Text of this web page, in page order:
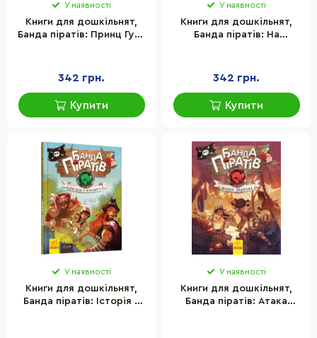
У наявності
Книги для дошкільнят,
Банда піратів: Принц Гула
342 грн.
Купити
У наявності
Книги для дошкільнят,
Банда піратів: На
342 грн.
Купити
У наявності
Книги для дошкільнят,
Банда піратів: Історія з
У наявності
Книги для дошкільнят,
Банда піратів: Атака